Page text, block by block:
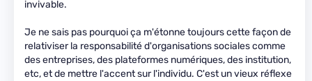
invivable.
Je ne sais pas pourquoi ça m'étonne toujours cette façon de
relativiser la responsabilité d'organisations sociales comme
des entreprises, des plateformes numériques, des institution,
etc, et de mettre l'accent sur l'individu. C'est un vieux réflexe